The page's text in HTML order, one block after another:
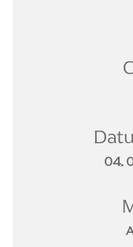
04.